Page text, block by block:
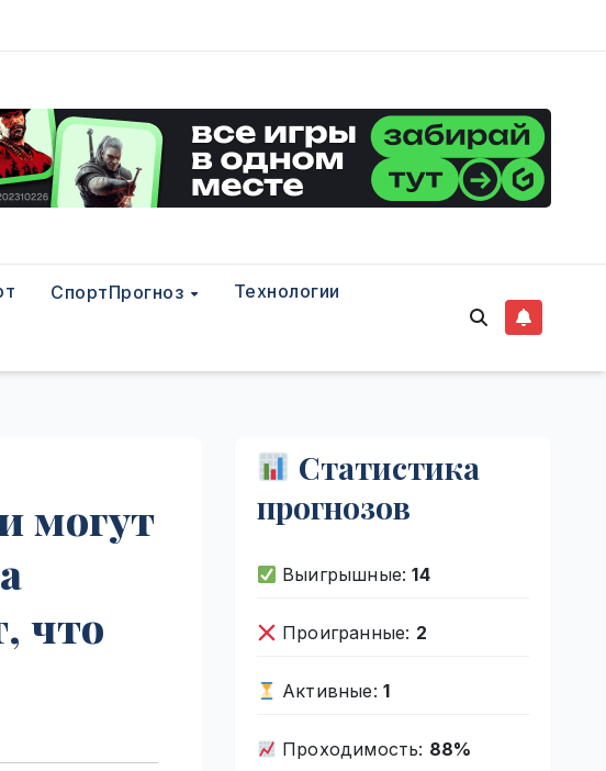
СпортПрогноз Технологии
могут
что
Статистика
прогнозов
Выигрышные:14
Проигранные: 2
Активные: 1
Проходимость: 88%